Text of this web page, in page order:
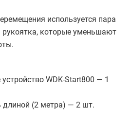
используется пара
рукоятка, которые уменьшают
WDK-Start800 — 1
длиной (2 метра) — 2 шт.